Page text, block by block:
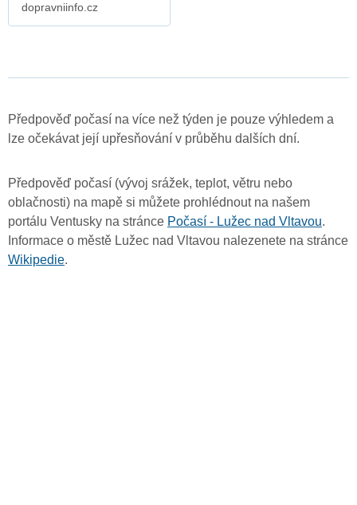
dopravniinfo.cz
Předpověď počasí na více než týden je pouze výhledem a
lze očekávat její upřesňování v průběhu dalších dní.
Předpověď počasí (vývoj srážek, teplot, větru nebo
oblačnosti) na mapě si můžete prohlédnout na našem
portálu Ventusky na stránce Počasí - Lužec nad Vltavou.
Informace o městě Lužec nad Vltavou nalezenete na stránce
Wikipedie.